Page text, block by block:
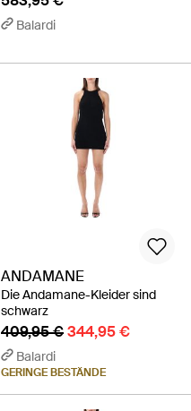
Balardi
ANDAMANE
Die Andamane-Kleider sind
schwarz
409,95 €344,95 €
Balardi
GERINGE BESTÄNDE